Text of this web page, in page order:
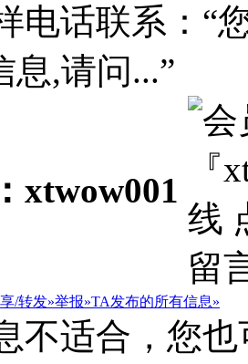
电话联系：“
息,请问...”
xtwow001
/转发»举报»TA发布的所有信息»
不适合，您